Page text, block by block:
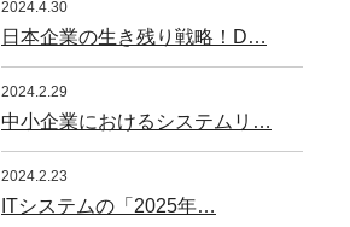
2024.4.30
日本企業の生き残り戦略！D…
2024.2.29
中小企業におけるシステムリ…
2024.2.23
ITシステムの「2025年…